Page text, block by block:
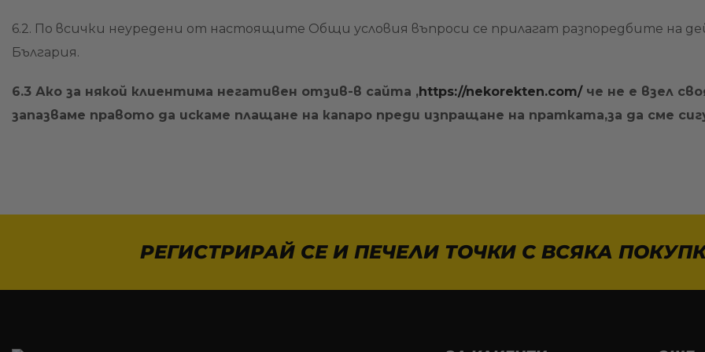
6.2. По всички неуредени от настоящите Общи условия въпроси се прилагат разпоредбите на
България.
6.3 Ако за някой клиентима негативен отзив-в сайта ,https://nekorekten.com/че не е взел
запазваме правото да искаме плащане на капаро преди изпращане на пратката,за да сме
РЕГИСТРИРАЙ СЕ И ПЕЧЕЛИ ТОЧКИ С ВСЯКА